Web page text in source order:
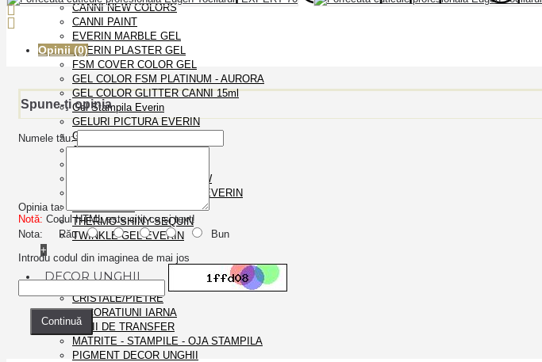
CANNI NEW COLORS
CANNI PAINT
EVERIN MARBLE GEL
EVERIN PLASTER GEL
FSM COVER COLOR GEL
GEL COLOR FSM PLATINUM - AURORA
GEL COLOR GLITTER CANNI 15ml
Gel Stampila Everin
GELURI PICTURA EVERIN
GYPSUM COLOR GEL
JAZZ KIEVSKAYA
ROSALIND SHINY RAINBOW
SHIMMER ROSE GLITTER EVERIN
SPIDER GEL
THERMO-SHINY-SEQUIN
TWINKLE GEL EVERIN
+
DECOR UNGHII
CRISTALE/PIETRE
DECORATIUNI IARNA
FOLII DE TRANSFER
MATRITE - STAMPILE - OJA STAMPILA
PIGMENT DECOR UNGHII
Opinii (0)
Spune-ţi opinia
Numele tău:
Opinia ta:
Notă: Codul HTML este citit ca şi text!
Nota: Rău
Bun
Introdu codul din imaginea de mai jos
Continuă